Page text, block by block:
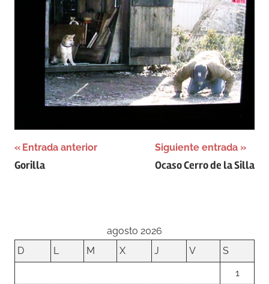
Navegación
de
Entrada anterior
Gorilla
Siguiente entrada
Ocaso Cerro de la Silla
agosto 2026
D
L M X J V
S
1